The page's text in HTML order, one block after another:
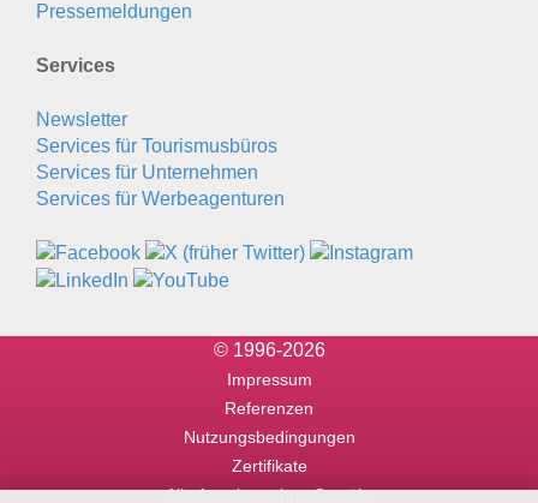
Pressemeldungen
Services
Newsletter
Services für Tourismusbüros
Services für Unternehmen
Services für Werbeagenturen
© 1996-2026
Impressum
Referenzen
Nutzungsbedingungen
Zertifikate
Alle Angaben ohne Gewähr